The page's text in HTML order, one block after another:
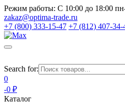
Режим работы: С 10:00 до 18:00
zakaz@optima-trade.ru
+7 (800) 333-15-47 +7 (812) 407-34-
Search for:
0
-0 ₽
Каталог